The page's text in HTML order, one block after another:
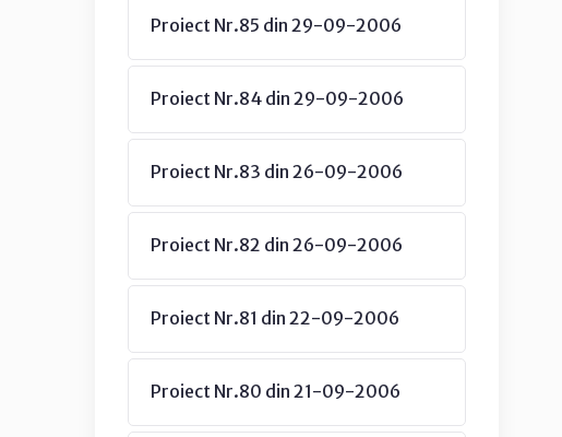
Proiect Nr.85 din 29-09-2006
Proiect Nr.84 din 29-09-2006
Proiect Nr.83 din 26-09-2006
Proiect Nr.82 din 26-09-2006
Proiect Nr.81 din 22-09-2006
Proiect Nr.80 din 21-09-2006